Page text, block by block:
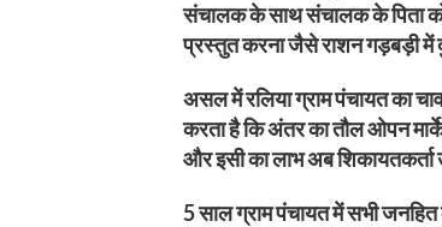
संचालक के साथ संचालक के पिता को
प्रस्तुत करना जैसे राशन गड़बड़ी में
असल में रलिया ग्राम पंचायत का
करता है कि अंतर का तौल ओपन
और इसी का लाभ अब शिकायतकर्ता
5 साल ग्राम पंचायत में सभी